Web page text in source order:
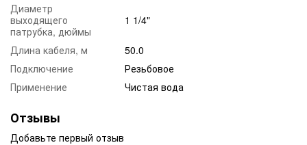
Диаметр
выходящего
патрубка, дюймы
1 1/4"
Длина кабеля, м
50.0
Подключение
Резьбовое
Применение
Чистая вода
Отзывы
Добавьте первый отзыв